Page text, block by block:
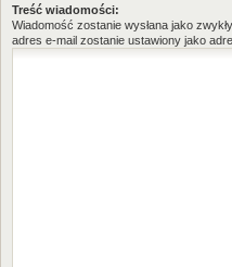
Treść wiadomości:
Wiadomość zostanie wysłana jako
adres e-mail zostanie ustawiony jako